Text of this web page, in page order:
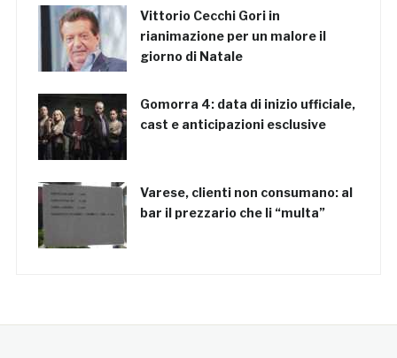
Vittorio Cecchi Gori in
rianimazione per un malore il
giorno di Natale
Gomorra 4: data di inizio ufficiale,
cast e anticipazioni esclusive
Varese, clienti non consumano: al
bar il prezzario che li “multa”